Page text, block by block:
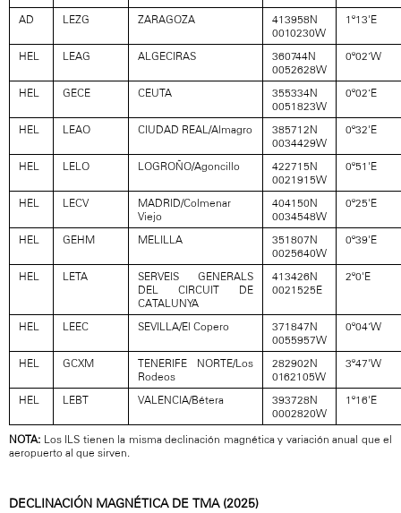
AD
LEZG ZARAGOZA
413958N
0010230W
1º13'E
HEL LEAG ALGECIRAS
360744N
0052628W
0º02’W
HEL GECE CEUTA
355334N
0051823W
0º02’E
HEL LEAO CIUDAD REAL/Almagro
385712N
0034429W
0º32'E
HEL LELO LOGROÑO/Agoncillo
422715N
0021915W
0º51'E
HEL LECV
MADRID/Colmenar
Viejo
404150N
0034548W
0º25'E
HEL GEHM MELILLA
351807N
0025640W
0º39'E
HEL LETA
SERVEIS GENERALS
DEL CIRCUIT DE
CATALUNYA
413426N
0021525E
2º0'E
HEL LEEC SEVILLA/El Copero
371847N
0055957W
0º04’W
HEL GCXM
TENERIFE NORTE/Los
Rodeos
282902N
0162105W
3º47'W
HEL LEBT VALENCIA/Bétera
393728N
0002820W
1º16'E
NOTA: Los ILS tienen la misma declinación magnética y variación anual que el
aeropuerto al que sirven.
DECLINACIÓN MAGNÉTICA DE TMA (2025)